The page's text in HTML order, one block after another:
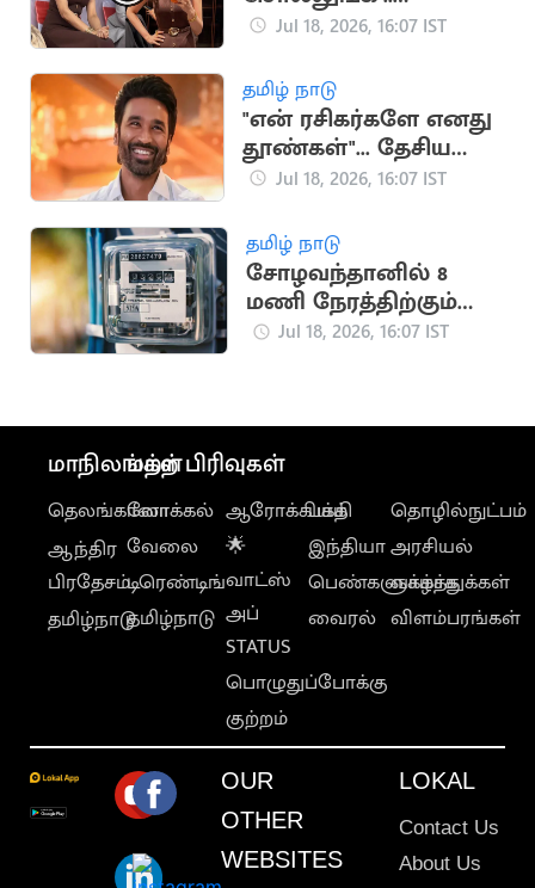
திரிஷாவை நோக்கி
ரசிகர்கள்
Jul 18, 2026, 16:07 IST
தமிழ் நாடு
"என் ரசிகர்களே எனது
தூண்கள்"... தேசிய
விருதுக்கு தனுஷ்
Jul 18, 2026, 16:07 IST
தமிழ் நாடு
சோழவந்தானில் 8
மணி நேரத்திற்கும்
மேலாக மின்தடை..
Jul 18, 2026, 16:07 IST
மாநிலங்கள்
தெலங்கானா
ஆந்திர
பிரதேசம்
தமிழ்நாடு
மற்ற பிரிவுகள்
லோக்கல்
வேலை
டிரெண்டிங்
தமிழ்நாடு
ஆரோக்கியம்
🌟
வாட்ஸ்
அப்
STATUS
பொழுதுப்போக்கு
குற்றம்
பக்தி
இந்தியா
பெண்களுக்காக
வைரல்
தொழில்நுட்பம்
அரசியல்
வாழ்த்துக்கள்
விளம்பரங்கள்
OUR
OTHER
WEBSITES
LOKAL
Contact Us
About Us